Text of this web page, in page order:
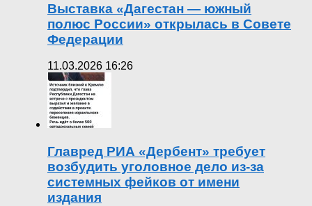
Выставка «Дагестан — южный
полюс России» открылась в Совете
Федерации
11.03.2026 16:26
Главред РИА «Дербент» требует
возбудить уголовное дело из-за
системных фейков от имени
издания